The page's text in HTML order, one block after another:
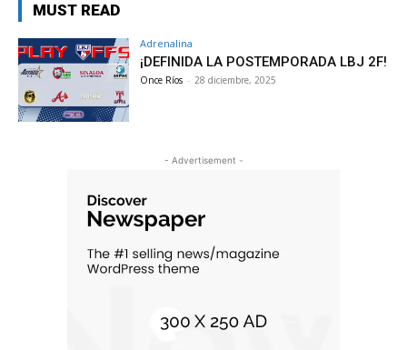
MUST READ
Adrenalina
¡DEFINIDA LA POSTEMPORADA LBJ 2F!
Once Ríos - 28 diciembre, 2025
- Advertisement -